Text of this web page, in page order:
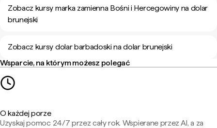
Zobacz kursy marka zamienna Bośni i Hercegowiny na dolar
brunejski
Zobacz kursy dolar barbadoski na dolar brunejski
Wsparcie, na którym możesz polegać
O każdej porze
Uzyskaj pomoc 24/7 przez cały rok. Wspierane przez AI, a za